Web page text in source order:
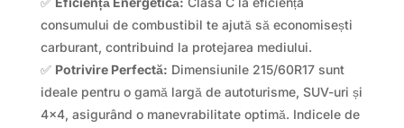
consumului de combustibil te ajută să economisești
carburant, contribuind la protejarea mediului.
✅ Potrivire Perfectă: Dimensiunile 215/60R17 sunt
ideale pentru o gamă largă de autoturisme, SUV-uri și
4×4, asigurând o manevrabilitate optimă. Indicele de